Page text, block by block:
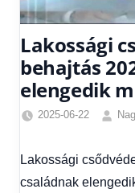
Lakossági
behajtás
elengedik
2025-06-22
Lakossági
családnak